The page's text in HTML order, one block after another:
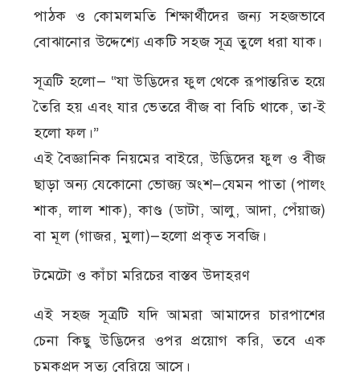
পাঠক ও কোমলমতি শিক্ষার্থীদের জন্য সহজভাবে
বোঝানোর উদ্দেশ্যে একটি সহজ সূত্র তুলে ধরা যাক।
সূত্রটি হলো— “যা উদ্ভিদের ফুল থেকে রূপান্তরিত হয়ে
তৈরি হয় এবং যার ভেতরে বীজ বা বিচি থাকে, তা-ই
হলো ফল।”
এই বৈজ্ঞানিক নিয়মের বাইরে, উদ্ভিদের ফুল ও বীজ
ছাড়া অন্য যেকোনো ভোজ্য অংশ—যেমন পাতা (পালং
শাক, লাল শাক), কাণ্ড (ডাটা, আলু, আদা, পেঁয়াজ)
বা মূল (গাজর, মুলা)—হলো প্রকৃত সবজি।
টমেটো ও কাঁচা মরিচের বাস্তব উদাহরণ
এই সহজ সূত্রটি যদি আমরা আমাদের চারপাশের
চেনা কিছু উদ্ভিদের ওপর প্রয়োগ করি, তবে এক
চমকপ্রদ সত্য বেরিয়ে আসে।